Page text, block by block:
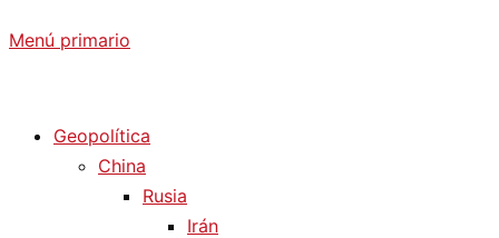
Menú primario
Geopolítica
China
Rusia
Irán